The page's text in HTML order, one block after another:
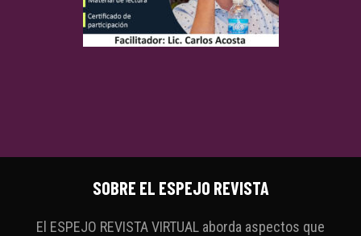
SOBRE EL ESPEJO REVISTA
El ESPEJO REVISTA VIRTUAL aborda aspectos que